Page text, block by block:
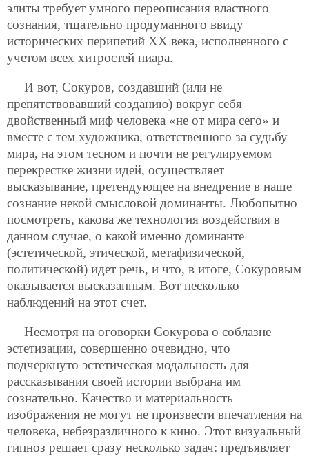
элиты требует умного переописания властного
сознания, тщательно продуманного ввиду
исторических перипетий ХХ века, исполненного с
учетом всех хитростей пиара.
И вот, Сокуров, создавший (или не
препятствовавший созданию) вокруг себя
двойственный миф человека «не от мира сего» и
вместе с тем художника, ответственного за судьбу
мира, на этом тесном и почти не регулируемом
перекрестке жизни идей, осуществляет
высказывание, претендующее на внедрение в наше
сознание некой смысловой доминанты. Любопытно
посмотреть, какова же технология воздействия в
данном случае, о какой именно доминанте
(эстетической, этической, метафизической,
политической) идет речь, и что, в итоге, Сокуровым
оказывается высказанным. Вот несколько
наблюдений на этот счет.
Несмотря на оговорки Сокурова о соблазне
эстетизации, совершенно очевидно, что
подчеркнуто эстетическая модальность для
рассказывания своей истории выбрана им
сознательно. Качество и материальность
изображения не могут не произвести впечатления на
человека, небезразличного к кино. Этот визуальный
гипноз решает сразу несколько задач: предъявляет